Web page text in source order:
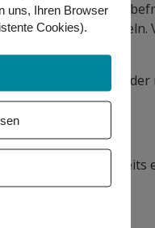
und ein ehemaliges
Linke” zu
nicht getrennt von der
gibt es bereits
uns, Ihren Browser
Cookies).